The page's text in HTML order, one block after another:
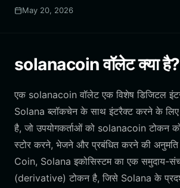
May 20, 2026
solanacoin वॉलेट क्या है?
एक solanacoin वॉलेट एक विशेष डिजिटल
Solana ब्लॉकचेन के साथ इंटरैक्ट करने के लिए
है, जो उपयोगकर्ताओं को solanacoin टोकन
स्टोर करने, भेजने और प्रबंधित करने की
Coin, Solana इकोसिस्टम का एक समुदाय-
(derivative) टोकन है, जिसे Solana के